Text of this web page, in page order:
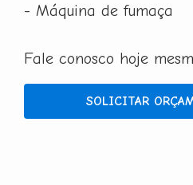
- Máquina de fumaça
Fale conosco hoje
SOLICITAR